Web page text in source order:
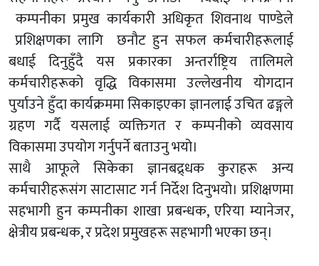
कम्पनीका प्रमुख कार्यकारी अधिकृत शिवनाथ पाण्डेले
प्रशिक्षणका लागि छनौट हुन सफल कर्मचारीहरूलाई
बधाई दिनुहुँदै यस प्रकारका अन्तर्राष्ट्रिय तालिमले
कर्मचारीहरूको वृद्धि विकासमा उल्लेखनीय योगदान
पुर्याउने हुँदा कार्यक्रममा सिकाइएका ज्ञानलाई उचित ढङ्गले
ग्रहण गर्दै यसलाई व्यक्तिगत र कम्पनीको व्यवसाय
विकासमा उपयोग गर्नुपर्ने बताउनु भयो।
साथै आफूले सिकेका ज्ञानबद्र्धक कुराहरू अन्य
कर्मचारीहरूसंग साटासाट गर्न निर्देश दिनुभयो। प्रशिक्षणमा
सहभागी हुन कम्पनीका शाखा प्रबन्धक, एरिया म्यानेजर,
क्षेत्रीय प्रबन्धक, र प्रदेश प्रमुखहरू सहभागी भएका छन्।